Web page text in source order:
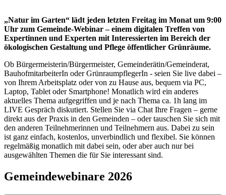
„Natur im Garten“ lädt jeden letzten Freitag im Monat um 9:00
Uhr zum Gemeinde-Webinar – einem digitalen Treffen von
Expertinnen und Experten mit Interessierten im Bereich der
ökologischen Gestaltung und Pflege öffentlicher Grünräume.
Ob Bürgermeisterin/Bürgermeister, Gemeinderätin/Gemeinderat,
BauhofmitarbeiterIn oder GrünraumpflegerIn - seien Sie live dabei –
von Ihrem Arbeitsplatz oder von zu Hause aus, bequem via PC,
Laptop, Tablet oder Smartphone! Monatlich wird ein anderes
aktuelles Thema aufgegriffen und je nach Thema ca. 1h lang im
LIVE Gespräch diskutiert. Stellen Sie via Chat Ihre Fragen – gerne
direkt aus der Praxis in den Gemeinden – oder tauschen Sie sich mit
den anderen Teilnehmerinnen und Teilnehmern aus. Dabei zu sein
ist ganz einfach, kostenlos, unverbindlich und flexibel. Sie können
regelmäßig monatlich mit dabei sein, oder aber auch nur bei
ausgewählten Themen die für Sie interessant sind.
Gemeindewebinare 2026